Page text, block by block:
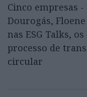
Cinco empresas -
Dourogás,
nas ESG Talks,
processo de
circular